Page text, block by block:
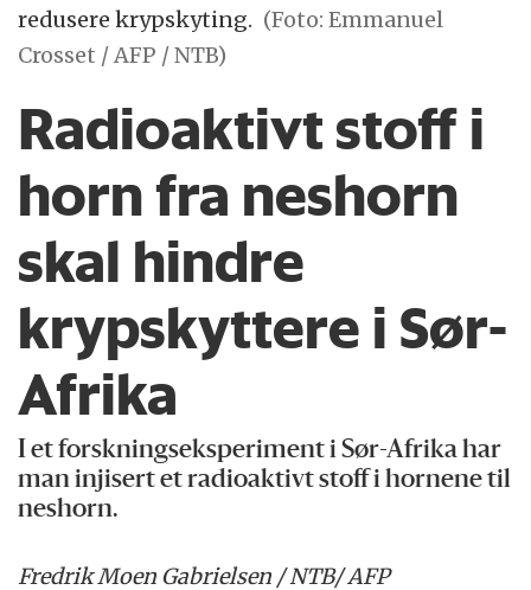
redusere krypskyting. (Foto: Emmanuel
Crosset / AFP / NTB)
Radioaktivt stoff i
horn fra neshorn
skal hindre
krypskyttere i Sør-
Afrika
I et forskningseksperiment i Sør-Afrika har
man injisert et radioaktivt stoff i hornene til
neshorn.
Fredrik Moen Gabrielsen / NTB/ AFP